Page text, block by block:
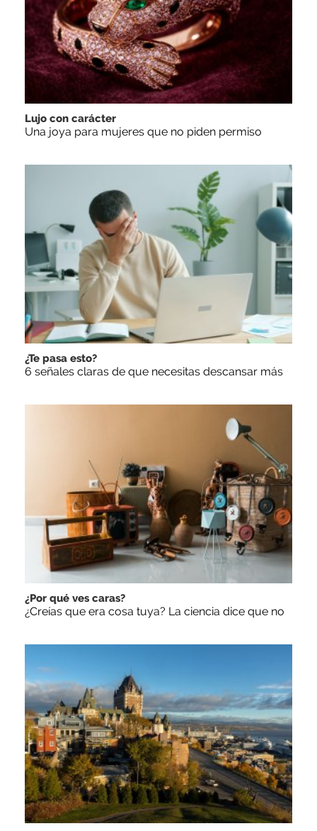
Lujo con carácter
Una joya para mujeres que no piden permiso
¿Te pasa esto?
6 señales claras de que necesitas descansar más
¿Por qué ves caras?
¿Creías que era cosa tuya? La ciencia dice que no